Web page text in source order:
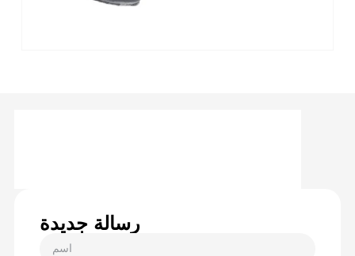
رسالة جديدة